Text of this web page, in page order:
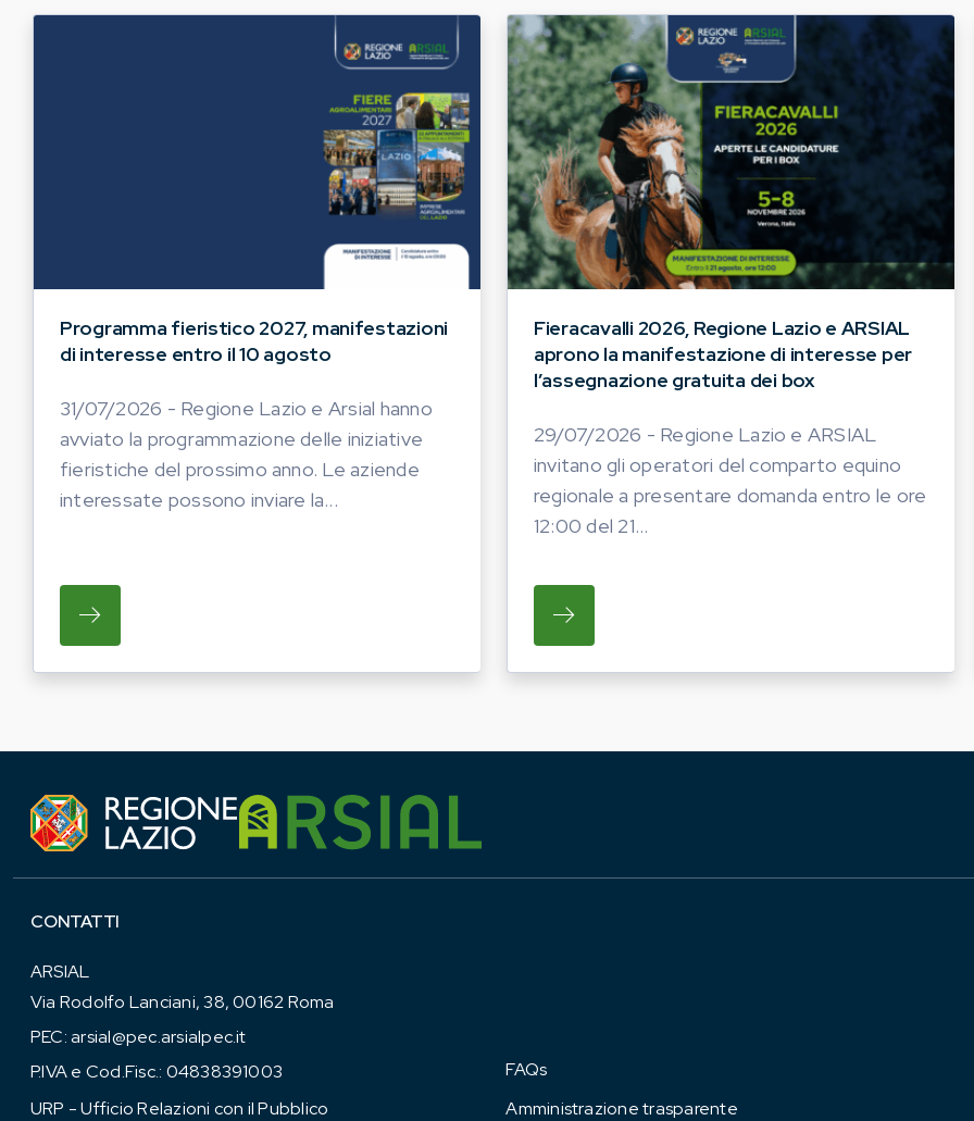
Programma fieristico 2027, manifestazioni
di interesse entro il 10 agosto
31/07/2026 - Regione Lazio e Arsial hanno
avviato la programmazione delle iniziative
fieristiche del prossimo anno. Le aziende
interessate possono inviare la...
SU REGIONE LAZIO E ARSIAL HANNO AVVIATO LA PROGRAMMAZIONE DELLE INIZIATIVE
Fieracavalli 2026, Regione Lazio e ARSIAL
aprono la manifestazione di interesse per
l’assegnazione gratuita dei box
29/07/2026 - Regione Lazio e ARSIAL
invitano gli operatori del comparto equino
regionale a presentare domanda entro le ore
12:00 del 21...
SU REGIONE LAZIO E ARSIAL INVITANO
CONTATTI
ARSIAL
Via Rodolfo Lanciani, 38, 00162 Roma
PEC:arsial@pec.arsialpec.it
P.IVA e Cod.Fisc.: 04838391003
URP - Ufficio Relazioni con il Pubblico
FAQs
Amministrazione trasparente